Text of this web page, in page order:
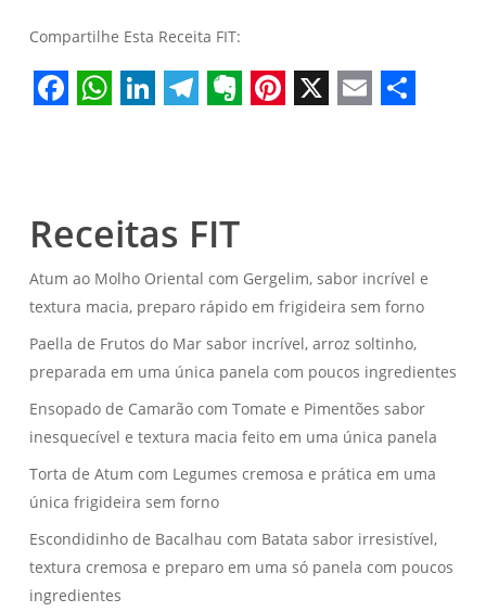
Compartilhe Esta Receita FIT:
Facebook
WhatsApp
LinkedIn
Telegram
Evernote
Pinterest
X EmailShare
Receitas FIT
Atum ao Molho Oriental com Gergelim, sabor incrível e
textura macia, preparo rápido em frigideira sem forno
Paella de Frutos do Mar sabor incrível, arroz soltinho,
preparada em uma única panela com poucos ingredientes
Ensopado de Camarão com Tomate e Pimentões sabor
inesquecível e textura macia feito em uma única panela
Torta de Atum com Legumes cremosa e prática em uma
única frigideira sem forno
Escondidinho de Bacalhau com Batata sabor irresistível,
textura cremosa e preparo em uma só panela com poucos
ingredientes